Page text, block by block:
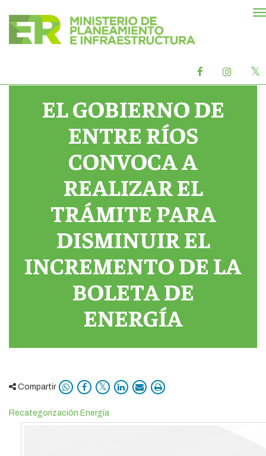
Facebook
oficialoficial
EL GOBIERNO DE
ENTRE RÍOS
CONVOCA A
REALIZAR EL
TRÁMITE PARA
DISMINUIR EL
INCREMENTO DE LA
BOLETA DE
ENERGÍA
Compartir
Recategorización Energía